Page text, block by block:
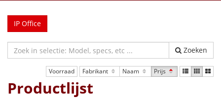
IP Office
Zoeken
Voorraad Fabrikant Naam Prijs
Productlijst